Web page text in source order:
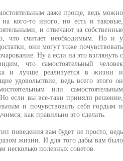
даже проще, ведь можно
кого-то иного, но есть и таковые,
и отвечают за собственные
что считает необходимым. Но и у
они могут тоже почувствовать
Ну а если на это взглянуть с
что самостоятельный человек
и лучше реализуется в жизни и
удовольствие, ведь всего этого он
или самостоятельным
если вы все-таки приняли решение,
и почувствовать себя гордым и
как правильно это сделать.
поведения вам будет не просто, ведь
жизни. И для того дабы вам было
полезных советов.